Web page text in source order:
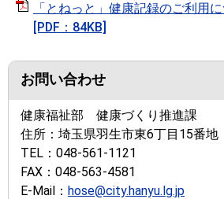
「とねっと」健康記録のご利用
[PDF：84KB]
お問い合わせ
健康福祉部 健康づくり推進課
住所： 埼玉県羽生市東6丁目15番地
TEL： 048-561-1121
FAX： 048-563-4581
E-Mail： hose@city.hanyu.lg.jp